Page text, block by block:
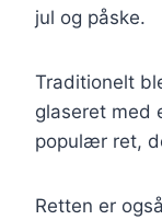
jul og påske.
Traditionelt
glaseret med
populær ret,
Retten er